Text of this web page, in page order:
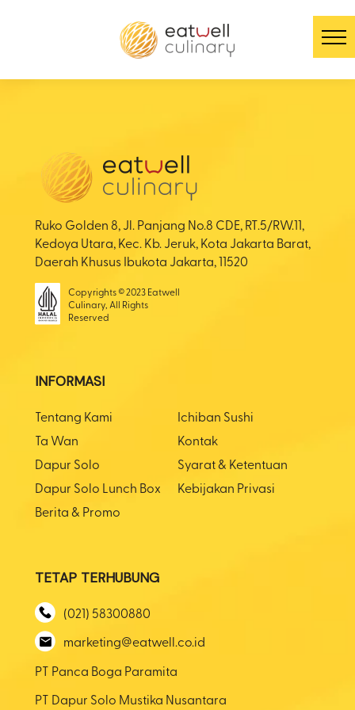
Ruko Golden 8, Jl. Panjang No.8 CDE, RT.5/RW.11,
Kedoya Utara, Kec. Kb. Jeruk, Kota Jakarta Barat,
Daerah Khusus Ibukota Jakarta, 11520
Copyrights © 2023 Eatwell
Culinary, All Rights
Reserved
INFORMASI
Tentang Kami
Ichiban Sushi
Ta Wan
Kontak
Dapur Solo
Syarat & Ketentuan
Dapur Solo Lunch Box
Kebijakan Privasi
Berita & Promo
TETAP TERHUBUNG
(021) 58300880
marketing@eatwell.co.id
PT Panca Boga Paramita
PT Dapur Solo Mustika Nusantara